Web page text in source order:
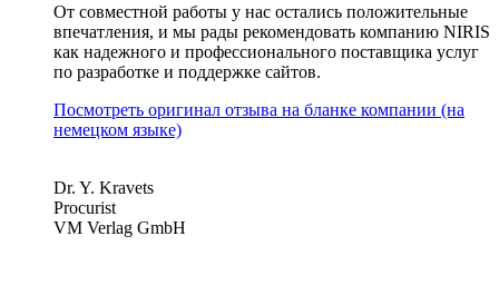
От совместной работы у нас остались положительные
впечатления, и мы рады рекомендовать компанию NIRIS
как надежного и профессионального поставщика услуг
по разработке и поддержке сайтов.
Посмотреть оригинал отзыва на бланке компании (на
немецком языке)
Dr. Y. Kravets
Procurist
VM Verlag GmbH